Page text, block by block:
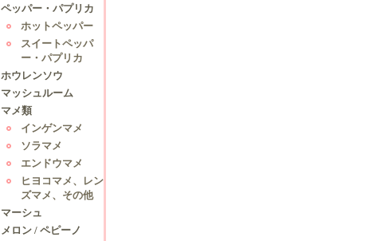
ペッパー・パプリカ
ホットペッパー
スイートペッパ
ー・パプリカ
ホウレンソウ
マッシュルーム
マメ類
インゲンマメ
ソラマメ
エンドウマメ
ヒヨコマメ、レン
ズマメ、その他
マーシュ
メロン / ペピーノ